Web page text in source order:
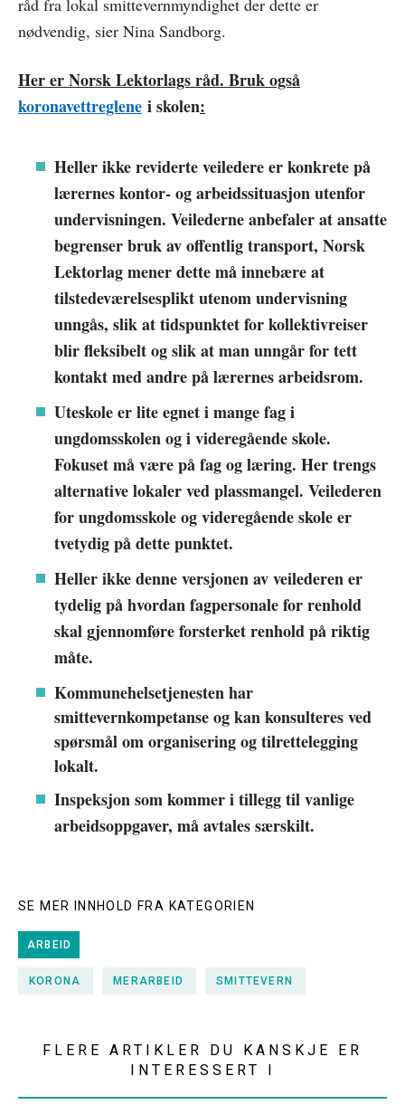
råd fra lokal smittevernmyndighet der dette er
nødvendig, sier Nina Sandborg.
Her er Norsk Lektorlags råd. Bruk også
koronavettreglene i skolen:
Heller ikke reviderte veiledere er konkrete på
lærernes kontor- og arbeidssituasjon utenfor
undervisningen. Veilederne anbefaler at ansatte
begrenser bruk av offentlig transport, Norsk
Lektorlag mener dette må innebære at
tilstedeværelsesplikt utenom undervisning
unngås, slik at tidspunktet for kollektivreiser
blir fleksibelt og slik at man unngår for tett
kontakt med andre på lærernes arbeidsrom.
Uteskole er lite egnet i mange fag i
ungdomsskolen og i videregående skole.
Fokuset må være på fag og læring. Her trengs
alternative lokaler ved plassmangel. Veilederen
for ungdomsskole og videregående skole er
tvetydig på dette punktet.
Heller ikke denne versjonen av veilederen er
tydelig på hvordan fagpersonale for renhold
skal gjennomføre forsterket renhold på riktig
måte.
Kommunehelsetjenesten har
smittevernkompetanse og kan konsulteres ved
spørsmål om organisering og tilrettelegging
lokalt.
Inspeksjon som kommer i tillegg til vanlige
arbeidsoppgaver, må avtales særskilt.
SE MER INNHOLD FRA KATEGORIEN
ARBEID
KORONA MERARBEID SMITTEVERN
FLERE ARTIKLER DU KANSKJE ER
INTERESSERT I